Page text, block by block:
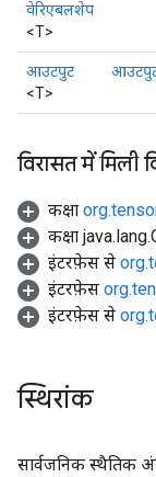
वेरिएबलशेप
<T>
आउटपुट
<T>
विरासत में मिली
कक्षा
कक्षा
इंटरफ़ेस से
इंटरफ़ेस
इंटरफ़ेस से
स्थिरांक
सार्वजनिक स्थैतिक